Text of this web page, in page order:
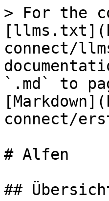
> For the
connect/
`.md` to
connect/
# Alfen
##